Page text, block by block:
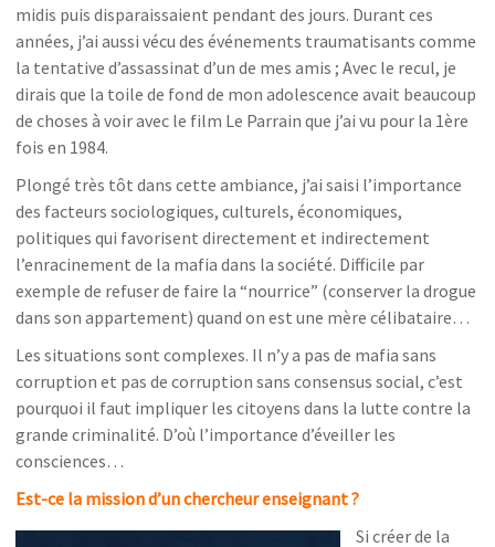
midis puis disparaissaient pendant des jours. Durant ces
années, j’ai aussi vécu des événements traumatisants comme
la tentative d’assassinat d’un de mes amis ; Avec le recul, je
dirais que la toile de fond de mon adolescence avait beaucoup
de choses à voir avec le film Le Parrain que j’ai vu pour la 1ère
fois en 1984.
Plongé très tôt dans cette ambiance, j’ai saisi l’importance
des facteurs sociologiques, culturels, économiques,
politiques qui favorisent directement et indirectement
l’enracinement de la mafia dans la société. Difficile par
exemple de refuser de faire la “nourrice” (conserver la drogue
dans son appartement) quand on est une mère célibataire…
Les situations sont complexes. Il n’y a pas de mafia sans
corruption et pas de corruption sans consensus social, c’est
pourquoi il faut impliquer les citoyens dans la lutte contre la
grande criminalité. D’où l’importance d’éveiller les
consciences…
Est-ce la mission d’un chercheur enseignant ?
Si créer de la